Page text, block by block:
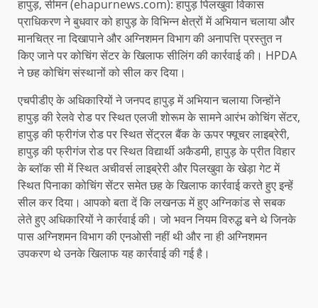
हापुड़, सीमन (ehapurnews.com): हापुड़ पिलखुवा विकास
प्राधिकरण ने बुधवार को हापुड़ के विभिन्न क्षेत्रों में अभियान चलाया और
मानचित्र ना दिखापाने और अग्निशमन विभाग की अनापत्ति प्रस्तुत न
किए जाने पर कोचिंग सेंटर के खिलाफ सीलिंग की कार्रवाई की। HPDA
ने छह कोचिंग संस्थानों को सील कर दिया।
एचपीडीए के अधिकारियों ने जनपद हापुड़ में अभियान चलाया जिन्होंने
हापुड़ की रेलवे रोड पर स्थित एलजी शोरूम के सामने आरंभ कोचिंग सेंटर,
हापुड़ की फ्रीगंज रोड पर स्थित सेंट्रल बैंक के ऊपर फ्यूचर लाइब्रेरी,
हापुड़ की फ्रीगंज रोड पर स्थित विद्यार्थी अकैडमी, हापुड़ के प्रीत विहार
के ब्लॉक सी में स्थित अचीवर्स लाइब्रेरी और पिलखुवा के खेड़ा गेट में
स्थित पिनाका कोचिंग सेंटर समेत छह के खिलाफ कार्रवाई करते हुए इन्हें
सील कर दिया। आपको बता दें कि लखनऊ में हुए अग्निकांड से सबक
लेते हुए अधिकारियों ने कार्रवाई की। जो भवन नियम विरुद्ध बने थे जिनके
पास अग्निशमन विभाग की एनओसी नहीं थी और ना ही अग्निशमन
उपकरण थे उनके खिलाफ यह कार्रवाई की गई है।